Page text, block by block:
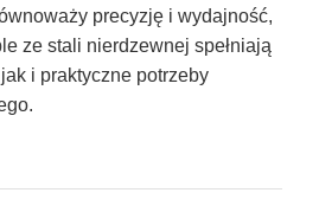
precyzję i wydajność,
ze stali nierdzewnej spełniają
i praktyczne potrzeby